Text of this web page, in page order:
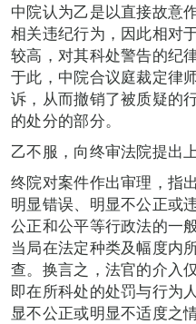
中院认为乙是以直接故意
相关违纪行为，因此相对
较高，对其科处警告的纪
于此，中院合议庭裁定律
诉，从而撤销了被质疑的
的处分的部分。
乙不服，向终审法院提出上
终院对案件作出审理，指
明显错误、明显不公正或
公正和公平等行政法的一
当局在法定种类及幅度内
查。换言之，法官的介入
即在所科处的处罚与行为
显不公正或明显不适度之情